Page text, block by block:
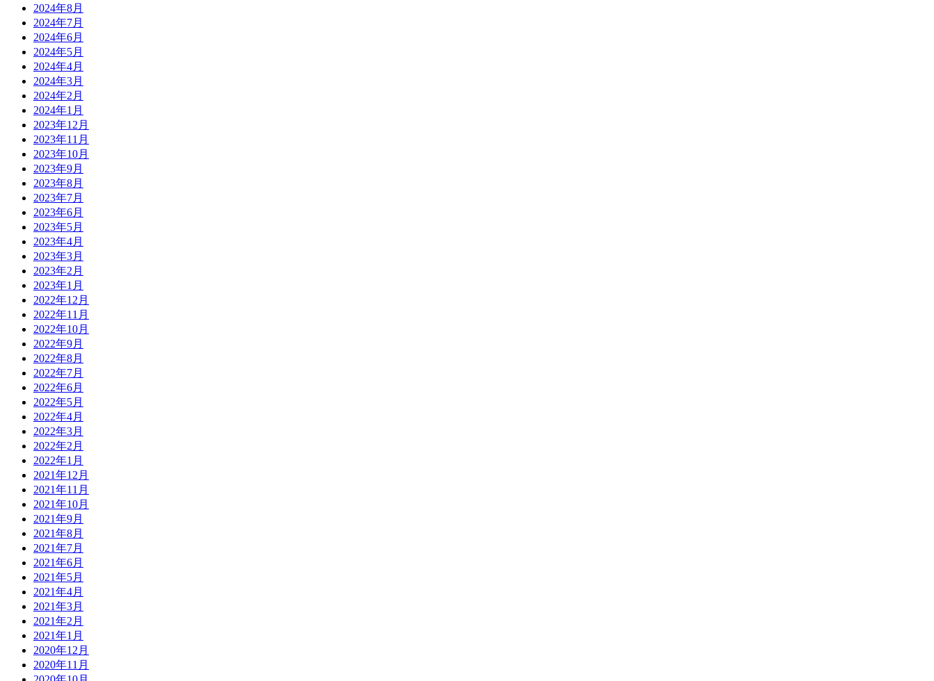
2024年8月
2024年7月
2024年6月
2024年5月
2024年4月
2024年3月
2024年2月
2024年1月
2023年12月
2023年11月
2023年10月
2023年9月
2023年8月
2023年7月
2023年6月
2023年5月
2023年4月
2023年3月
2023年2月
2023年1月
2022年12月
2022年11月
2022年10月
2022年9月
2022年8月
2022年7月
2022年6月
2022年5月
2022年4月
2022年3月
2022年2月
2022年1月
2021年12月
2021年11月
2021年10月
2021年9月
2021年8月
2021年7月
2021年6月
2021年5月
2021年4月
2021年3月
2021年2月
2021年1月
2020年12月
2020年11月